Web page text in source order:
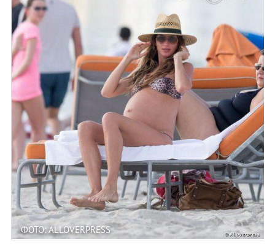
ФОТО: ALLOVERPRESS